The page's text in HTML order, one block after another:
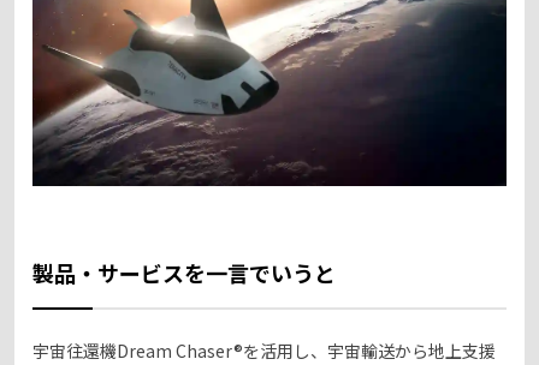
製品・サービスを一言でいうと
宇宙往還機Dream Chaser®を活用し、宇宙輸送から地上支援